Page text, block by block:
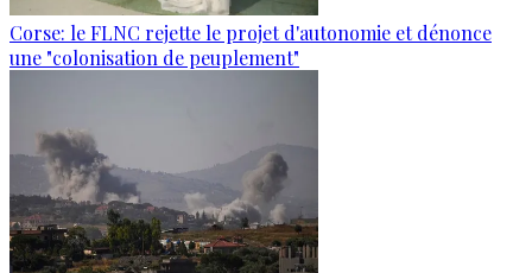
Corse: le FLNC rejette le projet d'autonomie et dénonce
une "colonisation de peuplement"